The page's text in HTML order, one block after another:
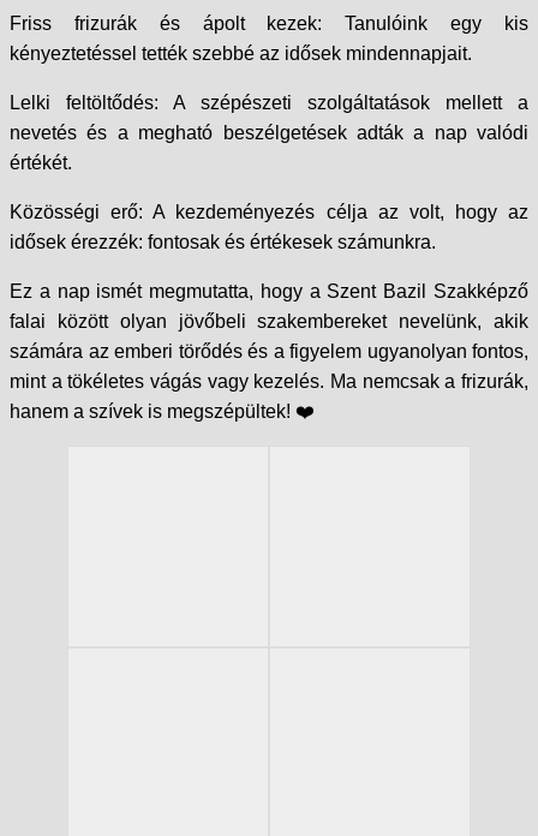
Friss frizurák és ápolt kezek: Tanulóink egy kis
kényeztetéssel tették szebbé az idősek mindennapjait.
Lelki feltöltődés: A szépészeti szolgáltatások mellett a
nevetés és a megható beszélgetések adták a nap valódi
értékét.
Közösségi erő: A kezdeményezés célja az volt, hogy az
idősek érezzék: fontosak és értékesek számunkra.
Ez a nap ismét megmutatta, hogy a Szent Bazil Szakképző
falai között olyan jövőbeli szakembereket nevelünk, akik
számára az emberi törődés és a figyelem ugyanolyan fontos,
mint a tökéletes vágás vagy kezelés. Ma nemcsak a frizurák,
hanem a szívek is megszépültek! ❤️